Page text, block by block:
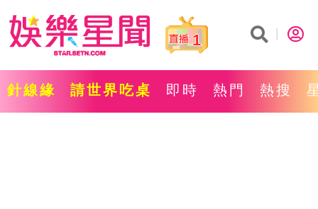
1
針線緣 請世界吃桌 即時 熱門 熱搜